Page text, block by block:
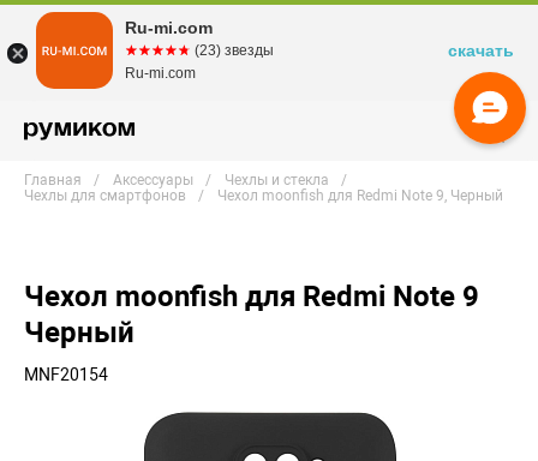
Главная Аксессуары
Чехлы и стекла
Чехлы для смартфонов
Чехол moonfish для Redmi Note 9, Черный
Чехол moonfish для Redmi Note 9
Черный
MNF20154
Ru-mi.com
☆☆☆☆☆
★★★★★ (23) звезды
Ru-mi.com
скачать